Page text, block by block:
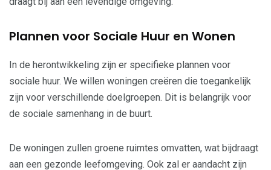
Plannen voor Sociale Huur en Wonen
In de herontwikkeling zijn er specifieke plannen voor
sociale huur. We willen woningen creëren die toegankelijk
zijn voor verschillende doelgroepen. Dit is belangrijk voor
de sociale samenhang in de buurt.
De woningen zullen groene ruimtes omvatten, wat bijdraagt
aan een gezonde leefomgeving. Ook zal er aandacht zijn